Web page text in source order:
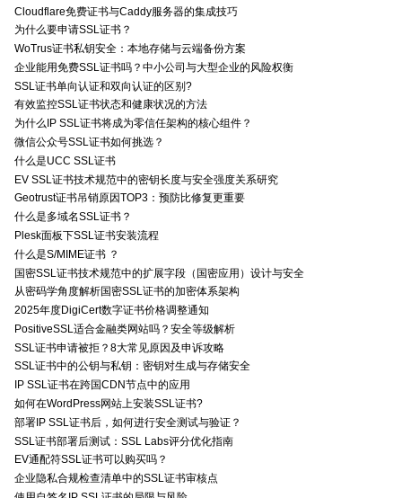
Cloudflare免费证书与Caddy服务器的集成技巧
为什么要申请SSL证书？
WoTrus证书私钥安全：本地存储与云端备份方案
企业能用免费SSL证书吗？中小公司与大型企业的风险权衡
SSL证书单向认证和双向认证的区别?
有效监控SSL证书状态和健康状况的方法
为什么IP SSL证书将成为零信任架构的核心组件？
微信公众号SSL证书如何挑选？
什么是UCC SSL证书
EV SSL证书技术规范中的密钥长度与安全强度关系研究
Geotrust证书吊销原因TOP3：预防比修复更重要
什么是多域名SSL证书？
Plesk面板下SSL证书安装流程
什么是S/MIME证书 ？
国密SSL证书技术规范中的扩展字段（国密应用）设计与安全
从密码学角度解析国密SSL证书的加密体系架构
2025年度DigiCert数字证书价格调整通知
PositiveSSL适合金融类网站吗？安全等级解析
SSL证书申请被拒？8大常见原因及申诉攻略
SSL证书中的公钥与私钥：密钥对生成与存储安全
IP SSL证书在跨国CDN节点中的应用
如何在WordPress网站上安装SSL证书?
部署IP SSL证书后，如何进行安全测试与验证？
SSL证书部署后测试：SSL Labs评分优化指南
EV通配符SSL证书可以购买吗？
企业隐私合规检查清单中的SSL证书审核点